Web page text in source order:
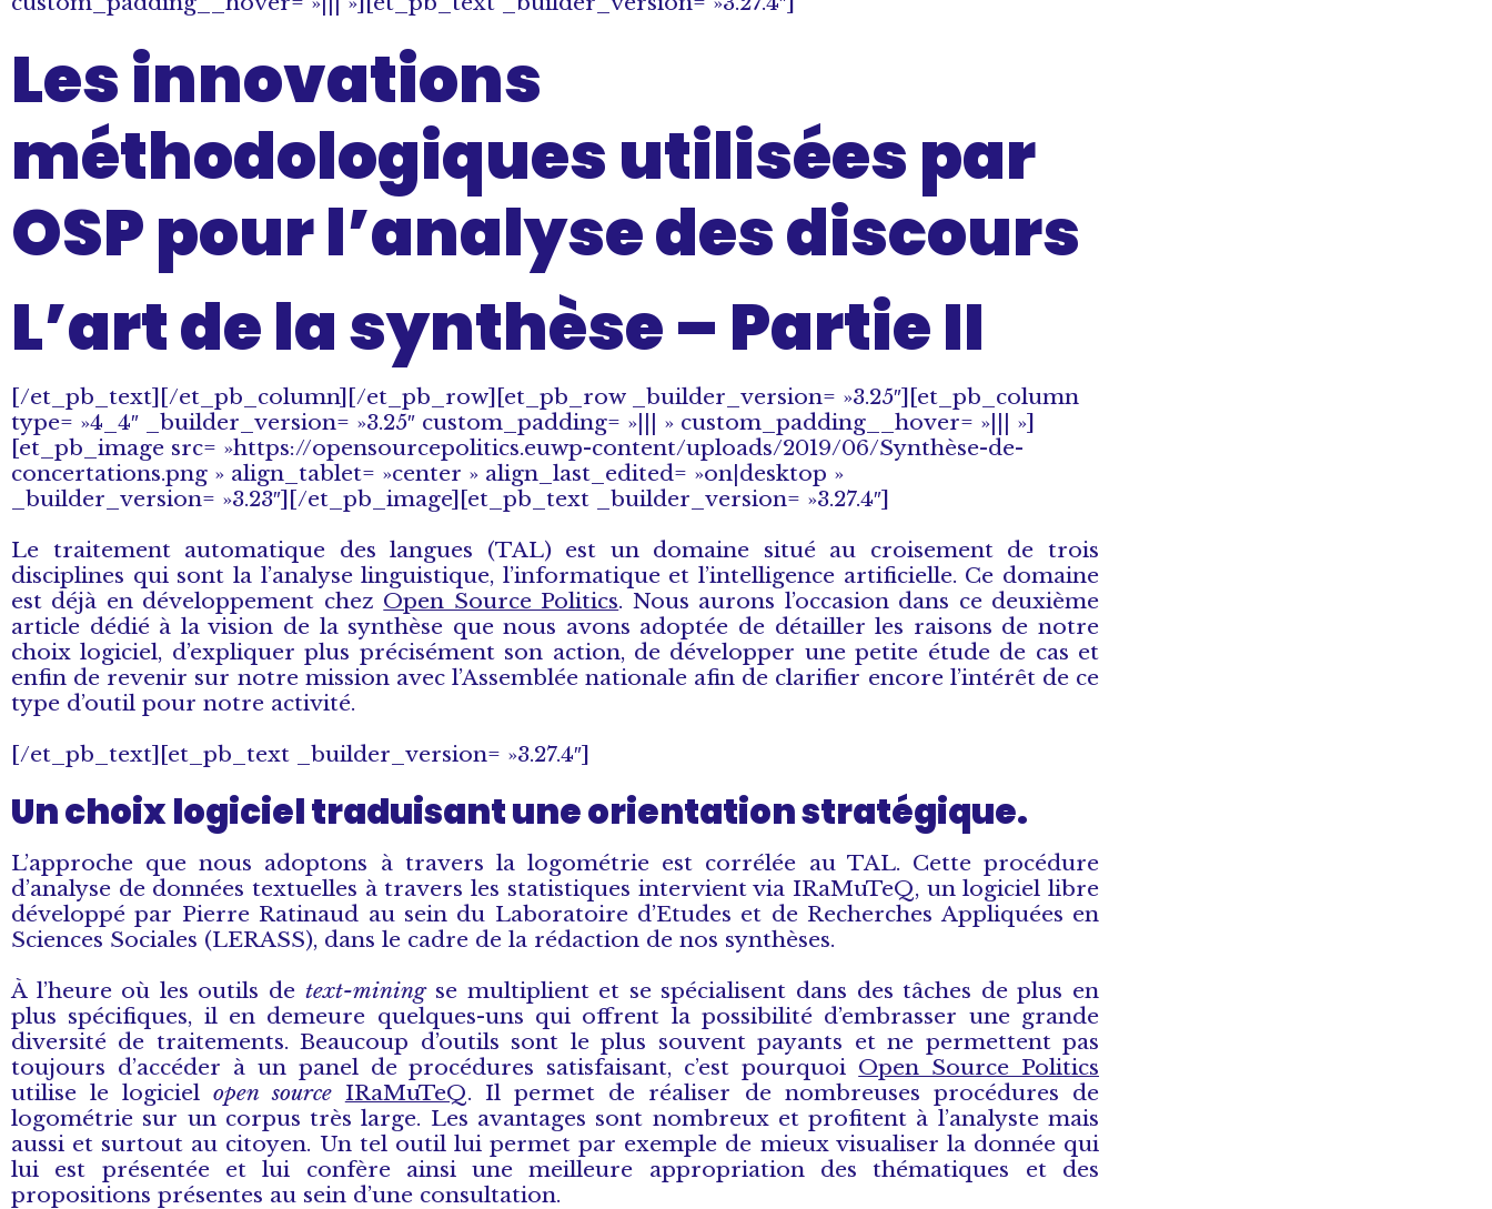
Les innovations
méthodologiques utilisées par
OSP pour l’analyse des discours
L’art de la synthèse – Partie II
[/et_pb_text][/et_pb_column][/et_pb_row][et_pb_row _builder_version= »3.25″][et_pb_column
type= »4_4″ _builder_version= »3.25″ custom_padding= »||| » custom_padding__hover= »||| »]
[et_pb_image src= »https://opensourcepolitics.euwp-content/uploads/2019/06/Synthèse-de-
concertations.png » align_tablet= »center » align_last_edited= »on|desktop »
_builder_version= »3.23″][/et_pb_image][et_pb_text _builder_version= »3.27.4″]
Le traitement automatique des langues (TAL) est un domaine situé au croisement de trois
disciplines qui sont la l’analyse linguistique, l’informatique et l’intelligence artificielle. Ce domaine
est déjà en développement chez Open Source Politics. Nous aurons l’occasion dans ce deuxième
article dédié à la vision de la synthèse que nous avons adoptée de détailler les raisons de notre
choix logiciel, d’expliquer plus précisément son action, de développer une petite étude de cas et
enfin de revenir sur notre mission avec l’Assemblée nationale afin de clarifier encore l’intérêt de ce
type d’outil pour notre activité.
[/et_pb_text][et_pb_text _builder_version= »3.27.4″]
Un choix logiciel traduisant une orientation stratégique.
L’approche que nous adoptons à travers la logométrie est corrélée au TAL. Cette procédure
d’analyse de données textuelles à travers les statistiques intervient via IRaMuTeQ, un logiciel libre
développé par Pierre Ratinaud au sein du Laboratoire d’Etudes et de Recherches Appliquées en
Sciences Sociales (LERASS), dans le cadre de la rédaction de nos synthèses.
À l’heure où les outils de text-miningse multiplient et se spécialisent dans des tâches de plus en
plus spécifiques, il en demeure quelques-uns qui offrent la possibilité d’embrasser une grande
diversité de traitements. Beaucoup d’outils sont le plus souvent payants et ne permettent pas
toujours d’accéder à un panel de procédures satisfaisant, c’est pourquoi Open Source Politics
utilise le logicielopen source IRaMuTeQ. Il permet de réaliser de nombreuses procédures de
logométrie sur un corpus très large. Les avantages sont nombreux et profitent à l’analyste mais
aussi et surtout au citoyen. Un tel outil lui permet par exemple de mieux visualiser la donnée qui
lui est présentée et lui confère ainsi une meilleure appropriation des thématiques et des
propositions présentes au sein d’une consultation.